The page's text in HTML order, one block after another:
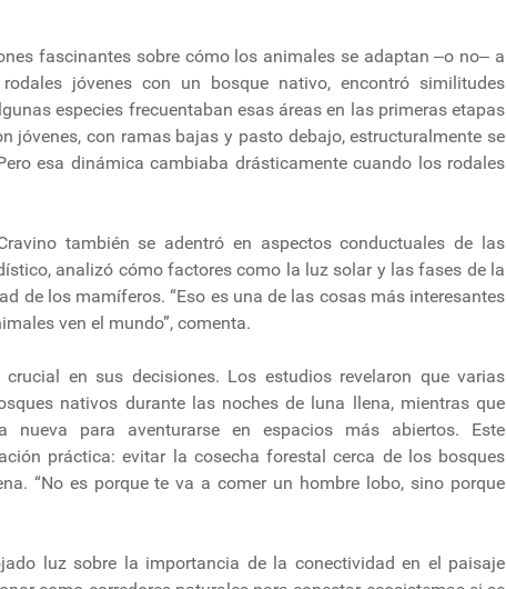
fascinantes sobre cómo los animales se adaptan ‒o no‒ a
jóvenes con un bosque nativo, encontró similitudes
especies frecuentaban esas áreas en las primeras etapas
jóvenes, con ramas bajas y pasto debajo, estructuralmente se
esa dinámica cambiaba drásticamente cuando los rodales
también se adentró en aspectos conductuales de las
analizó cómo factores como la luz solar y las fases de la
de los mamíferos. “Eso es una de las cosas más interesantes
ven el mundo”, comenta.
en sus decisiones. Los estudios revelaron que varias
nativos durante las noches de luna llena, mientras que
nueva para aventurarse en espacios más abiertos. Este
práctica: evitar la cosecha forestal cerca de los bosques
“No es porque te va a comer un hombre lobo, sino porque
luz sobre la importancia de la conectividad en el paisaje